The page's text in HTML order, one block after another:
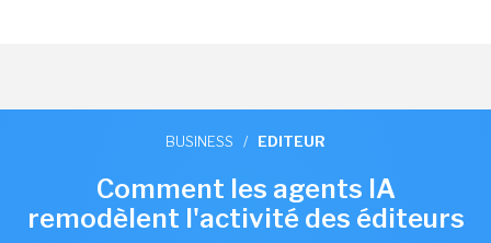
BUSINESS / EDITEUR
Comment les agents IA
remodèlent l'activité des éditeurs